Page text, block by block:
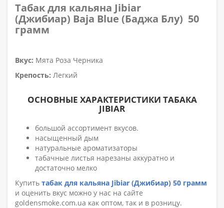
Табак для кальяна Jibiar
(Джибиар) Baja Blue (Баджа Блу) 50
грамм
Вкус: Мята Роза Черника
Крепость: Легкий
ОСНОВНЫЕ ХАРАКТЕРИСТИКИ ТАБАКА
JIBIAR
большой ассортимент вкусов.
насыщенный дым
натуральные ароматизаторы
табачные листья нарезаны аккуратно и
достаточно мелко
Купить табак для кальяна Jibiar (Джибиар) 50 грамм
и оценить вкус можно у нас на сайте
goldensmoke.com.ua как оптом, так и в розницу.